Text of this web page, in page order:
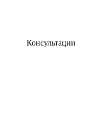
Консультации